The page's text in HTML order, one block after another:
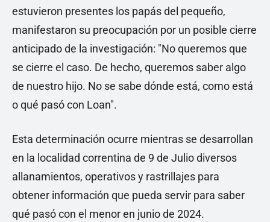
estuvieron presentes los papás del pequeño,
manifestaron su preocupación por un posible cierre
anticipado de la investigación: "No queremos que
se cierre el caso. De hecho, queremos saber algo
de nuestro hijo. No se sabe dónde está, como está
o qué pasó con Loan".
Esta determinación ocurre mientras se desarrollan
en la localidad correntina de 9 de Julio diversos
allanamientos, operativos y rastrillajes para
obtener información que pueda servir para saber
qué pasó con el menor en junio de 2024.